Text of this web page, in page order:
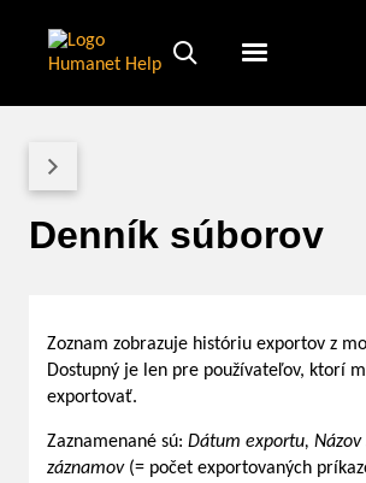
Denník súborov
Zoznam zobrazuje históriu exportov z
Dostupný je len pre používateľov, ktorí
exportovať.
Zaznamenané sú: Dátum exportu, Názov
záznamov (= počet exportovaných